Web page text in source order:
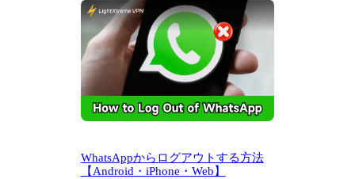
WhatsAppからログアウトする方法
【Android・iPhone・Web】